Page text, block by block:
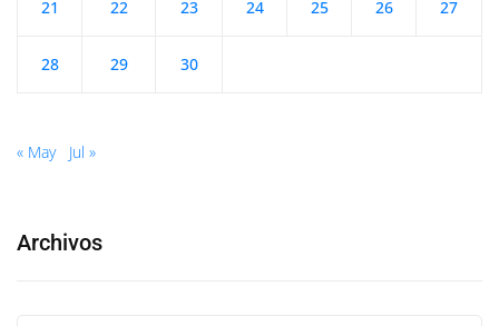
21 22 23 24 25 26 27
28 29 30
« May Jul »
Archivos